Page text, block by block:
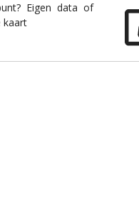
Eigen data of
kaart